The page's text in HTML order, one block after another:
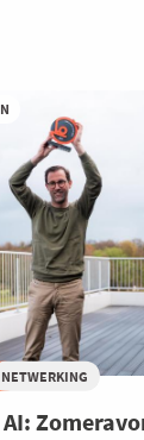
NETWERKING